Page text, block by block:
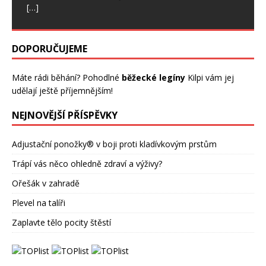
[…]
DOPORUČUJEME
Máte rádi běhání? Pohodlné běžecké legíny Kilpi vám jej
udělají ještě příjemnějším!
NEJNOVĚJŠÍ PŘÍSPĚVKY
Adjustační ponožky® v boji proti kladívkovým prstům
Trápí vás něco ohledně zdraví a výživy?
Ořešák v zahradě
Plevel na talíři
Zaplavte tělo pocity štěstí